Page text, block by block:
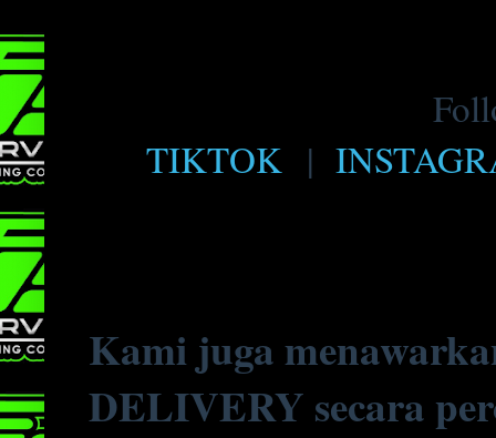
TIKTOK|
Kami juga
DELIVERY secara